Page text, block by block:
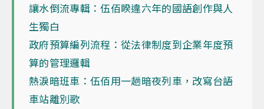
讓水倒流專輯：伍佰睽違六年的國語創作與人
生獨白
政府預算編列流程：從法律制度到企業年度預
算的管理邏輯
熱淚暗班車：伍佰用一趟暗夜列車，改寫台語
車站離別歌